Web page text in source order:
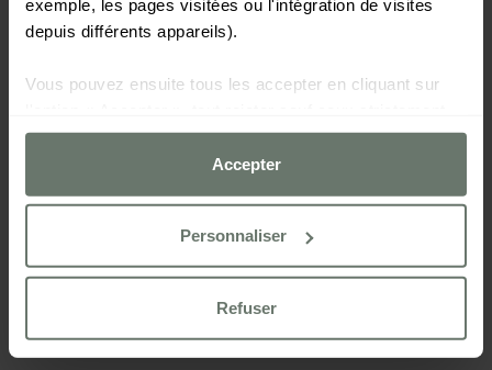
exemple, les pages visitées ou l'intégration de visites
depuis différents appareils).
Vous pouvez ensuite tous les accepter en cliquant sur
nécessaires en cliquant sur « Refuser » ou les configurer
selon vos préférences à l'aide du bouton
« Personnaliser ».
Pour plus d'informations, veuillez consulter notre
Politique de cookies
Accepter
Personnaliser
Refuser